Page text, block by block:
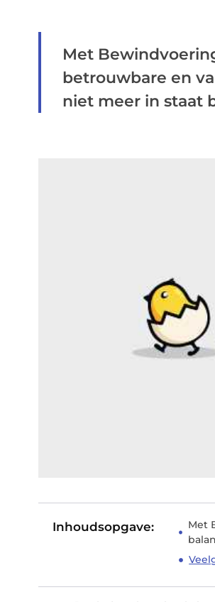
Met
betrouwbare en
niet meer in staat
Inhoudsopgave:
Met